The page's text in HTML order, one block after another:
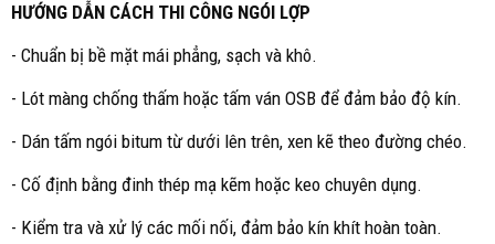
HƯỚNG DẪN CÁCH THI CÔNG NGÓI LỢP
- Chuẩn bị bề mặt mái phẳng, sạch và khô.
- Lót màng chống thấm hoặc tấm ván OSB để đảm bảo độ kín.
- Dán tấm ngói bitum từ dưới lên trên, xen kẽ theo đường chéo.
- Cố định bằng đinh thép mạ kẽm hoặc keo chuyên dụng.
- Kiểm tra và xử lý các mối nối, đảm bảo kín khít hoàn toàn.